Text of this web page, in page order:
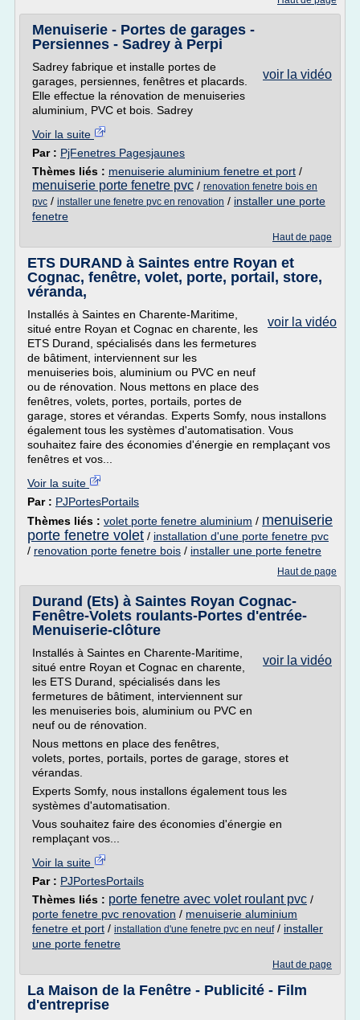
Menuiserie - Portes de garages -
Persiennes - Sadrey à Perpi
voir la vidéo
Sadrey fabrique et installe portes de
garages, persiennes, fenêtres et placards.
Elle effectue la rénovation de menuiseries
aluminium, PVC et bois. Sadrey
Voir la suite
Par : PjFenetres Pagesjaunes
Thèmes liés : menuiserie aluminium fenetre et port /
menuiserie porte fenetre pvc / renovation fenetre bois en
pvc / installer une fenetre pvc en renovation / installer une porte
fenetre
Haut de page
ETS DURAND à Saintes entre Royan et
Cognac, fenêtre, volet, porte, portail, store,
véranda,
voir la vidéo
Installés à Saintes en Charente-Maritime,
situé entre Royan et Cognac en charente, les
ETS Durand, spécialisés dans les fermetures
de bâtiment, interviennent sur les
menuiseries bois, aluminium ou PVC en neuf
ou de rénovation. Nous mettons en place des
fenêtres, volets, portes, portails, portes de
garage, stores et vérandas. Experts Somfy, nous installons
également tous les systèmes d'automatisation. Vous
souhaitez faire des économies d'énergie en remplaçant vos
fenêtres et vos...
Voir la suite
Par : PJPortesPortails
Thèmes liés : volet porte fenetre aluminium / menuiserie
porte fenetre volet / installation d'une porte fenetre pvc
/ renovation porte fenetre bois / installer une porte fenetre
Haut de page
Durand (Ets) à Saintes Royan Cognac-
Fenêtre-Volets roulants-Portes d'entrée-
Menuiserie-clôture
voir la vidéo
Installés à Saintes en Charente-Maritime,
situé entre Royan et Cognac en charente,
les ETS Durand, spécialisés dans les
fermetures de bâtiment, interviennent sur
les menuiseries bois, aluminium ou PVC en
neuf ou de rénovation.
Nous mettons en place des fenêtres,
volets, portes, portails, portes de garage, stores et
vérandas.
Experts Somfy, nous installons également tous les
systèmes d'automatisation.
Vous souhaitez faire des économies d'énergie en
remplaçant vos...
Voir la suite
Par : PJPortesPortails
Thèmes liés : porte fenetre avec volet roulant pvc /
porte fenetre pvc renovation / menuiserie aluminium
fenetre et port / installation d'une fenetre pvc en neuf/ installer
une porte fenetre
Haut de page
La Maison de la Fenêtre - Publicité - Film
d'entreprise